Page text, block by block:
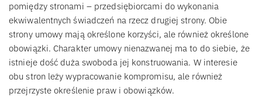
pomiędzy stronami – przedsiębiorcami do wykonania
ekwiwalentnych świadczeń na rzecz drugiej strony. Obie
strony umowy mają określone korzyści, ale również określone
obowiązki. Charakter umowy nienazwanej ma to do siebie, że
istnieje dość duża swoboda jej konstruowania. W interesie
obu stron leży wypracowanie kompromisu, ale również
przejrzyste określenie praw i obowiązków.